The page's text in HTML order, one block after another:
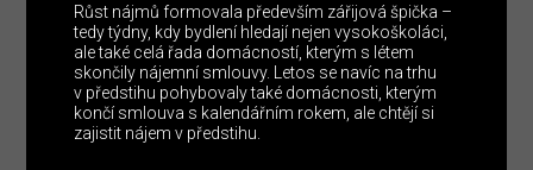
Růst nájmů formovala především zářijová špička –
tedy týdny, kdy bydlení hledají nejen vysokoškoláci,
ale také celá řada domácností, kterým s létem
skončily nájemní smlouvy. Letos se navíc na trhu
v předstihu pohybovaly také domácnosti, kterým
končí smlouva s kalendářním rokem, ale chtějí si
zajistit nájem v předstihu.